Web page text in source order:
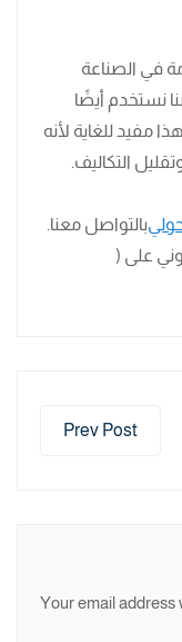
في الصناعة
نستخدم أيضًا
مفيد للغاية لأنه
التكاليف.
بالتواصل معنا.
على (
Prev Post
Your email address